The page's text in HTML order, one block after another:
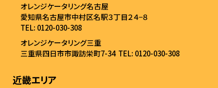
オレンジケータリング名古屋
愛知県名古屋市中村区名駅３丁目２４−８
TEL: 0120-030-308
オレンジケータリング三重
三重県四日市市諏訪栄町7-34 TEL: 0120-030-308
近畿エリア